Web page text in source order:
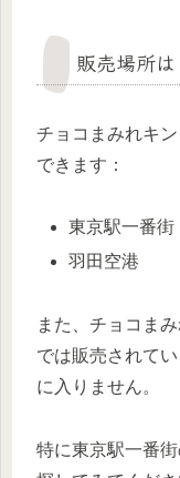
販売場所は
チョコまみれキ
できます：
東京駅一番
羽田空港
また、チョコま
では販売されて
に入りません。
特に東京駅一番